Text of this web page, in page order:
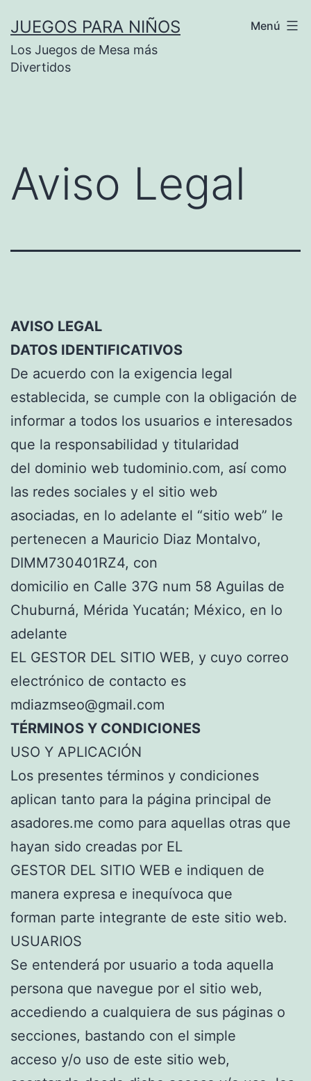
contenido
JUEGOS PARA NIÑOS
Los Juegos de Mesa más
Divertidos
Menú
Aviso Legal
AVISO LEGAL
DATOS IDENTIFICATIVOS
De acuerdo con la exigencia legal
establecida, se cumple con la obligación de
informar a todos los usuarios e interesados
que la responsabilidad y titularidad
del dominio web tudominio.com, así como
las redes sociales y el sitio web
asociadas, en lo adelante el “sitio web” le
pertenecen a Mauricio Diaz Montalvo,
DIMM730401RZ4, con
domicilio en Calle 37G num 58 Aguilas de
Chuburná, Mérida Yucatán; México, en lo
adelante
EL GESTOR DEL SITIO WEB, y cuyo correo
electrónico de contacto es
mdiazmseo@gmail.com
TÉRMINOS Y CONDICIONES
USO Y APLICACIÓN
Los presentes términos y condiciones
aplican tanto para la página principal de
asadores.me como para aquellas otras que
hayan sido creadas por EL
GESTOR DEL SITIO WEB e indiquen de
manera expresa e inequívoca que
forman parte integrante de este sitio web.
USUARIOS
Se entenderá por usuario a toda aquella
persona que navegue por el sitio web,
accediendo a cualquiera de sus páginas o
secciones, bastando con el simple
acceso y/o uso de este sitio web,